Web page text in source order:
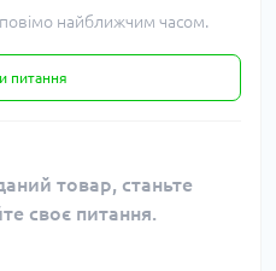
найближчим часом.
питання
товар, станьте
своє питання.